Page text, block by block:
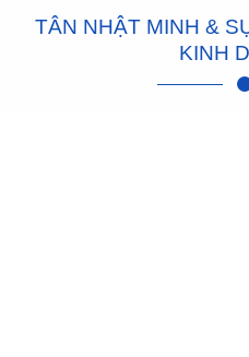
TÂN NHẬT MINH &
KINH